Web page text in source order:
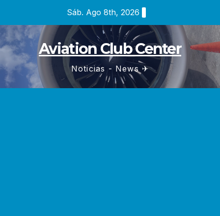
contenido
Sáb. Ago 8th, 2026
Aviation Club Center
Noticias - News ✈